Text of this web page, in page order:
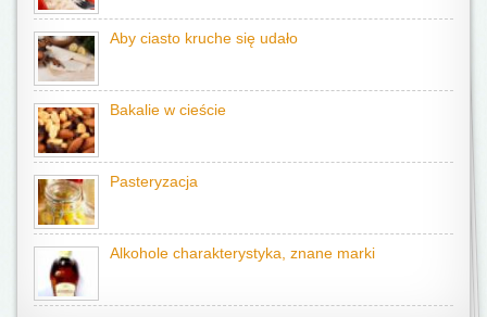
Aby ciasto kruche się udało
Bakalie w cieście
Pasteryzacja
Alkohole charakterystyka, znane marki